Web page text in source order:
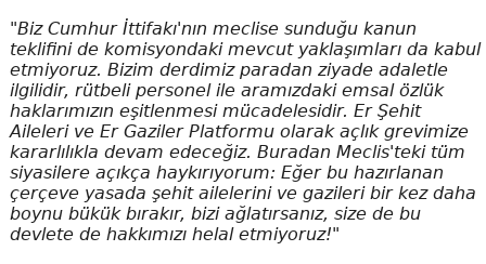
"Biz Cumhur İttifakı'nın meclise sunduğu kanun
teklifini de komisyondaki mevcut yaklaşımları da kabul
etmiyoruz. Bizim derdimiz paradan ziyade adaletle
ilgilidir, rütbeli personel ile aramızdaki emsal özlük
haklarımızın eşitlenmesi mücadelesidir. Er Şehit
Aileleri ve Er Gaziler Platformu olarak açlık grevimize
kararlılıkla devam edeceğiz. Buradan Meclis'teki tüm
siyasilere açıkça haykırıyorum: Eğer bu hazırlanan
çerçeve yasada şehit ailelerini ve gazileri bir kez daha
boynu bükük bırakır, bizi ağlatırsanız, size de bu
devlete de hakkımızı helal etmiyoruz!"